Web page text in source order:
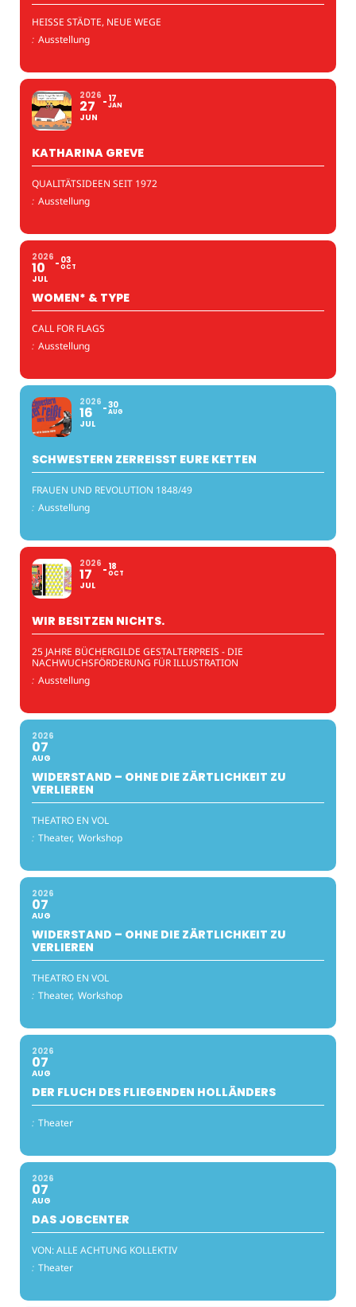
HEISSE STÄDTE, NEUE WEGE
: Ausstellung
2026
27
JUN
17
JAN
KATHARINA GREVE
QUALITÄTSIDEEN SEIT 1972
: Ausstellung
2026
10
JUL
03
OCT
WOMEN* & TYPE
CALL FOR FLAGS
: Ausstellung
2026
16
JUL
30
AUG
SCHWESTERN ZERREISST EURE KETTEN
FRAUEN UND REVOLUTION 1848/49
: Ausstellung
2026
17
JUL
18
OCT
WIR BESITZEN NICHTS.
25 JAHRE BÜCHERGILDE GESTALTERPREIS - DIE
NACHWUCHSFÖRDERUNG FÜR ILLUSTRATION
: Ausstellung
2026
07
AUG
WIDERSTAND – OHNE DIE ZÄRTLICHKEIT ZU
VERLIEREN
THEATRO EN VOL
: Theater, Workshop
2026
07
AUG
WIDERSTAND – OHNE DIE ZÄRTLICHKEIT ZU
VERLIEREN
THEATRO EN VOL
: Theater, Workshop
2026
07
AUG
DER FLUCH DES FLIEGENDEN HOLLÄNDERS
: Theater
2026
07
AUG
DAS JOBCENTER
VON: ALLE ACHTUNG KOLLEKTIV
: Theater